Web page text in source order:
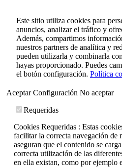
Este sitio utiliza cookies para
anuncios, analizar el tráfico y
Además, compartimos
nuestros partners de analítica y
pueden utilizarla y combinarla
hayas proporcionado. Puedes
el botón configuración. Política
AceptarConfiguración No aceptar
Requeridas
Cookies Requeridas : Estas
facilitar la correcta navegación de
aseguran que el contenido se
correcta utilización de las
en ella existan, como por ejemplo